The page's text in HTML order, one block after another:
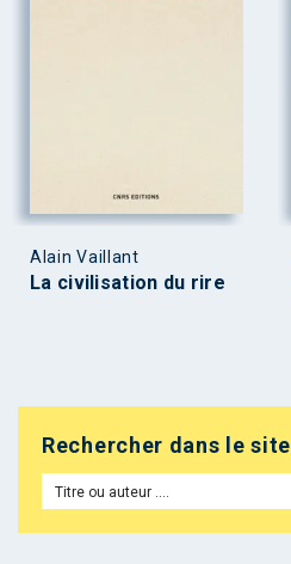
Alain Vaillant
La civilisation du rire
Rechercher dans le site